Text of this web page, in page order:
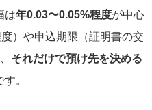
は年0.03〜0.05%程度が中心
）や申込期限（証明書の交
それだけで預け先を決める
。